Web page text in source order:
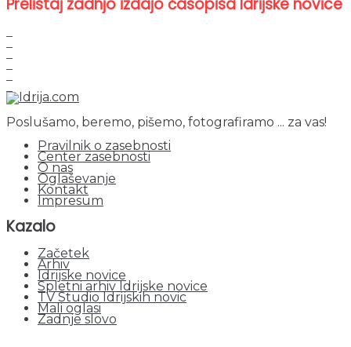
Prelistaj zadnjo izdajo časopisa Idrijske novice
Poslušamo, beremo, pišemo, fotografiramo ... za vas!
Pravilnik o zasebnosti
Center zasebnosti
O nas
Oglaševanje
Kontakt
Impresum
Kazalo
Začetek
Arhiv
Idrijske novice
Spletni arhiv Idrijske novice
TV Studio Idrijskih novic
Mali oglasi
Zadnje slovo